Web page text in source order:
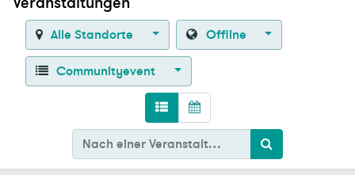
Alle Standorte Offline
Communityevent